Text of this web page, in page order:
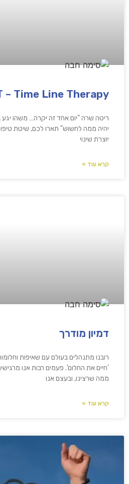
– Time Line Therapy
ריטה שרה "יום אחד זה יקרה… משהו יגע
יהיה ממה לחשוש" תארו לכם, שיטת
יוצרת שינוי
קרא עוד »
דמיון מודרך
רובנו מתנהלים בעולם עם שאיפות
'חיים את החלום'. פעמים רבות אנו
ממה שרצינו, ובעצם אנו
קרא עוד »